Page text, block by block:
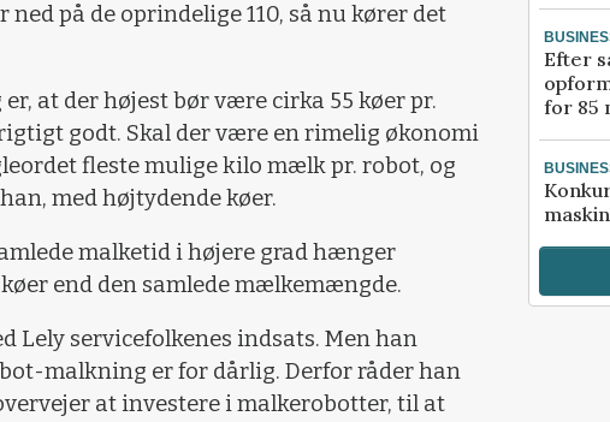
på de oprindelige 110, så nu kører det
at der højest bør være cirka 55 køer pr.
godt. Skal der være en rimelig økonomi
fleste mulige kilo mælk pr. robot, og
med højtydende køer.
malketid i højere grad hænger
end den samlede mælkemængde.
Lely servicefolkenes indsats. Men han
malkning er for dårlig. Derfor råder han
at investere i malkerobotter, til at
Efter
for 85